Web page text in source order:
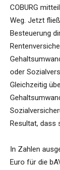
COBURG
Weg. Jetzt
Besteuerung
oder
Gleichzeitig
Resultat, dass
In Zahlen
Euro für die